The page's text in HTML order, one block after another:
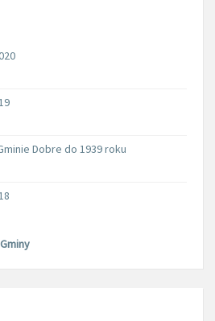
Dobre do 1939 roku